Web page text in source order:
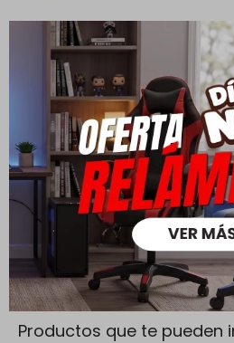
Cambios y Devoluciones
Todas las compras realizadas
su cambio.
Ver mas
Medios de pago
Productos que te pueden